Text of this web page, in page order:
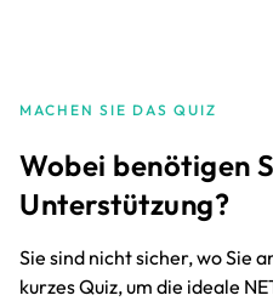
MACHEN SIE DAS QUIZ
Wobei benötigen
Unterstützung?
Sie sind nicht sicher, wo Sie
kurzes Quiz, um die ideale